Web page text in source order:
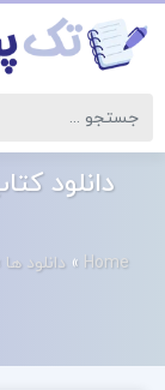
دانلود
Home
»دانلود ها